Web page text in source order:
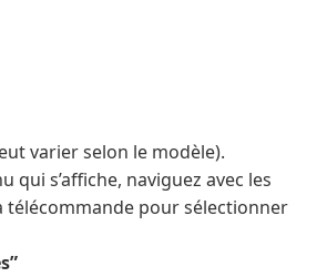
varier selon le modèle).
qui s’affiche, naviguez avec les
télécommande pour sélectionner